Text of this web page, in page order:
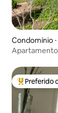
Condomínio
Entre os
Preferido